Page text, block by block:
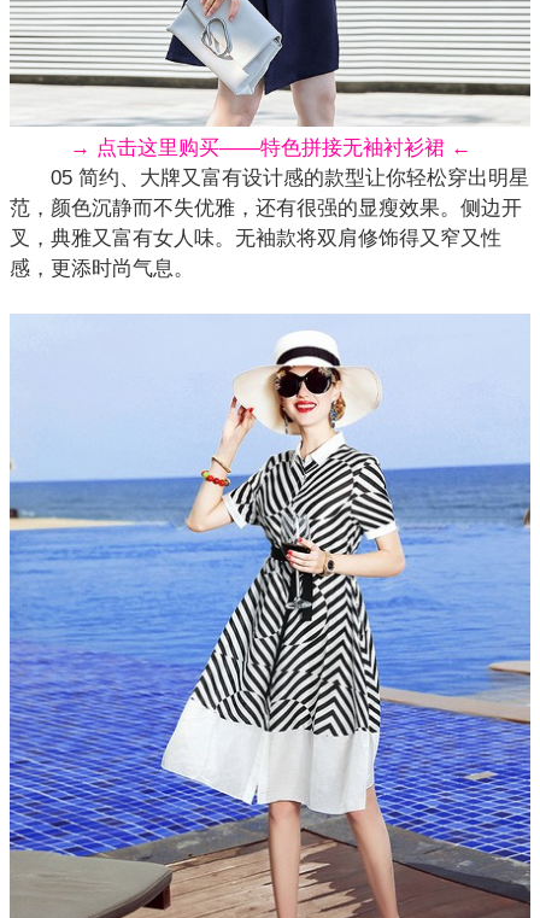
→ 点击这里购买——特色拼接无袖衬衫裙 ←
05 简约、大牌又富有设计感的款型让你轻松穿出明星
范，颜色沉静而不失优雅，还有很强的显瘦效果。侧边开
叉，典雅又富有女人味。无袖款将双肩修饰得又窄又性
感，更添时尚气息。